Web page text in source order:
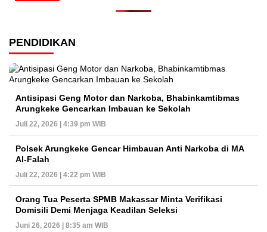
PENDIDIKAN
Antisipasi Geng Motor dan Narkoba, Bhabinkamtibmas
Arungkeke Gencarkan Imbauan ke Sekolah
Juli 22, 2026 | 4:39 pm WIB
Polsek Arungkeke Gencar Himbauan Anti Narkoba di MA
Al-Falah
Juli 22, 2026 | 4:22 pm WIB
Orang Tua Peserta SPMB Makassar Minta Verifikasi
Domisili Demi Menjaga Keadilan Seleksi
Juni 26, 2026 | 8:35 am WIB